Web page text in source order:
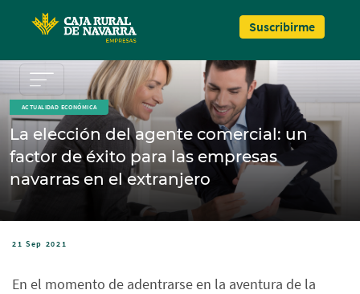
Suscribirme
ACTUALIDAD ECONÓMICA
La elección del agente comercial: un
factor de éxito para las empresas
navarras en el extranjero
21 Sep 2021
En el momento de adentrarse en la aventura de la